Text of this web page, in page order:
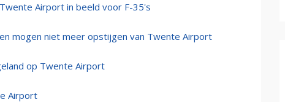
Airport in beeld voor F-35's
mogen niet meer opstijgen van Twente Airport
op Twente Airport
Airport